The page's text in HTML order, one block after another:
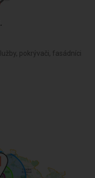
pokrývači, fasádníci